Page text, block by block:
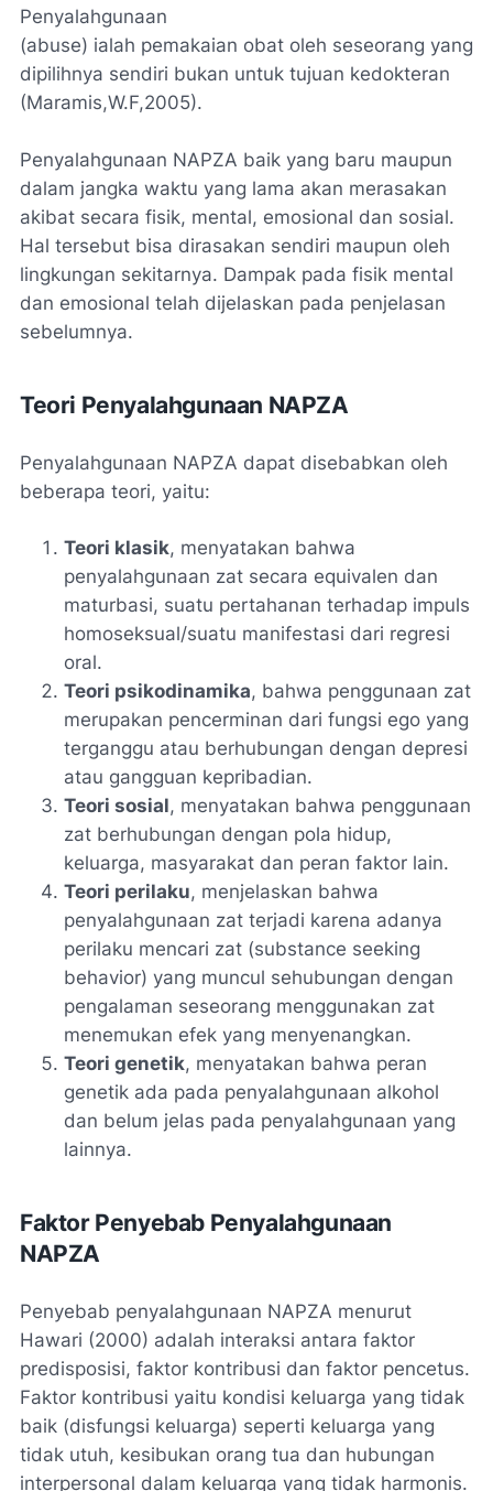
Penyalahgunaan
(abuse) ialah pemakaian obat oleh seseorang yang
dipilihnya sendiri bukan untuk tujuan kedokteran
(Maramis,W.F,2005).
Penyalahgunaan NAPZA baik yang baru maupun
dalam jangka waktu yang lama akan merasakan
akibat secara fisik, mental, emosional dan sosial.
Hal tersebut bisa dirasakan sendiri maupun oleh
lingkungan sekitarnya. Dampak pada fisik mental
dan emosional telah dijelaskan pada penjelasan
sebelumnya.
Teori Penyalahgunaan NAPZA
Penyalahgunaan NAPZA dapat disebabkan oleh
beberapa teori, yaitu:
Teori klasik, menyatakan bahwa
penyalahgunaan zat secara equivalen dan
maturbasi, suatu pertahanan terhadap impuls
homoseksual/suatu manifestasi dari regresi
oral.
Teori psikodinamika, bahwa penggunaan zat
merupakan pencerminan dari fungsi ego yang
terganggu atau berhubungan dengan depresi
atau gangguan kepribadian.
Teori sosial, menyatakan bahwa penggunaan
zat berhubungan dengan pola hidup,
keluarga, masyarakat dan peran faktor lain.
Teori perilaku, menjelaskan bahwa
penyalahgunaan zat terjadi karena adanya
perilaku mencari zat (substance seeking
behavior) yang muncul sehubungan dengan
pengalaman seseorang menggunakan zat
menemukan efek yang menyenangkan.
Teori genetik, menyatakan bahwa peran
genetik ada pada penyalahgunaan alkohol
dan belum jelas pada penyalahgunaan yang
lainnya.
Faktor Penyebab Penyalahgunaan
NAPZA
Penyebab penyalahgunaan NAPZA menurut
Hawari (2000) adalah interaksi antara faktor
predisposisi, faktor kontribusi dan faktor pencetus.
Faktor kontribusi yaitu kondisi keluarga yang tidak
baik (disfungsi keluarga) seperti keluarga yang
tidak utuh, kesibukan orang tua dan hubungan
interpersonal dalam keluarga yang tidak harmonis.